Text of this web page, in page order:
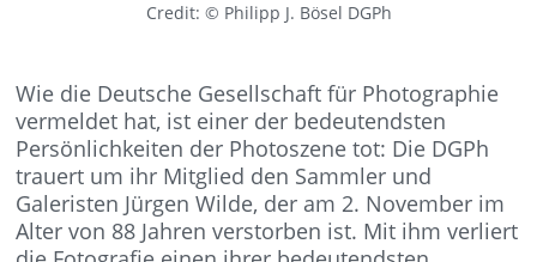
Credit: © Philipp J. Bösel DGPh
Wie die Deutsche Gesellschaft für Photographie
vermeldet hat, ist einer der bedeutendsten
Persönlichkeiten der Photoszene tot: Die DGPh
trauert um ihr Mitglied den Sammler und
Galeristen Jürgen Wilde, der am 2. November im
Alter von 88 Jahren verstorben ist. Mit ihm verliert